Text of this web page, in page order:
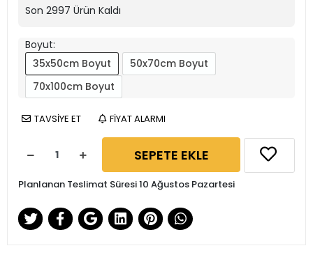
Son 2997 Ürün Kaldı
Boyut:
35x50cm Boyut
50x70cm Boyut
70x100cm Boyut
TAVSİYE ET FİYAT ALARMI
SEPETE EKLE
Planlanan Teslimat Süresi 10 Ağustos Pazartesi